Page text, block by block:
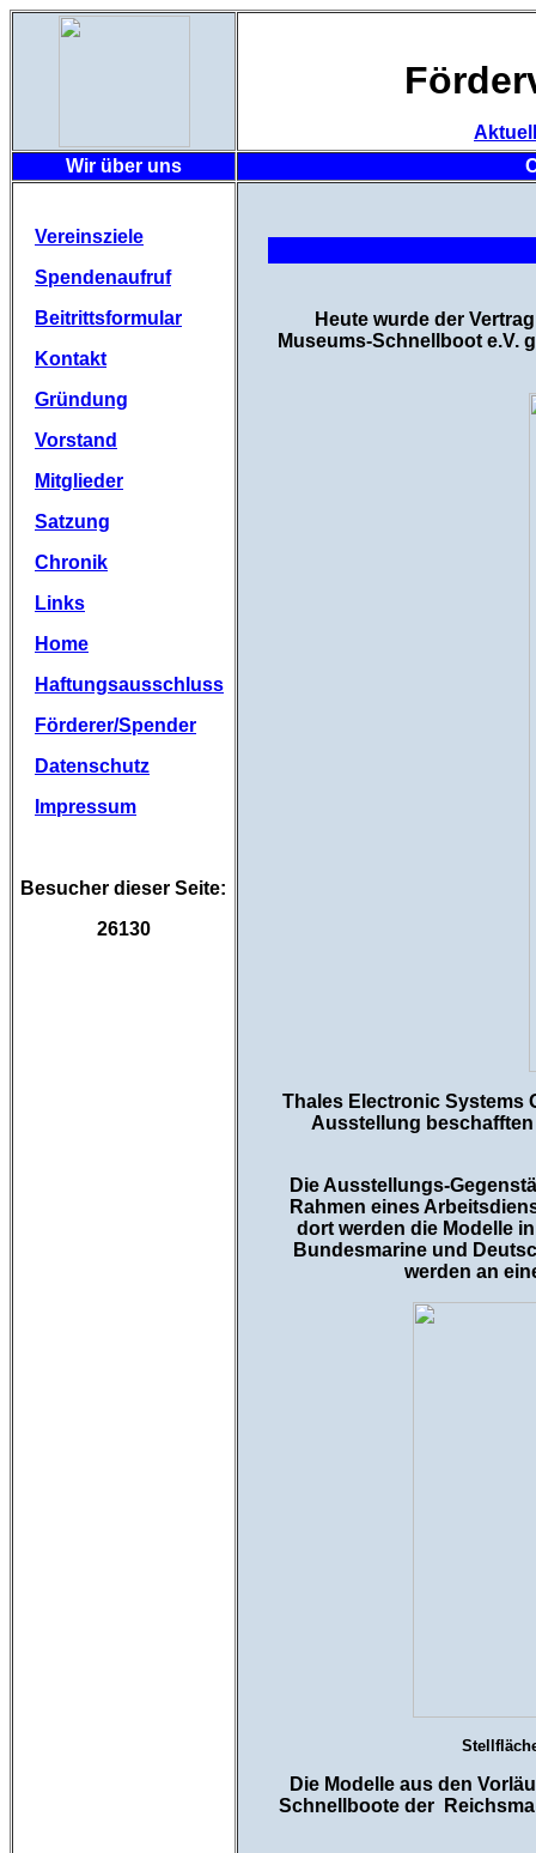
Wir über uns
Vereinsziele
Spendenaufruf
Beitrittsformular
Kontakt
Gründung
Vorstand
Mitglieder
Satzung
Chronik
Links
Home
Haftungsausschluss
Förderer/Spender
Datenschutz
Impressum
Besucher dieser Seite:
26130
Heute wurde der
Museums-Schnellboot e.V.
Thales Electronic Systems
Ausstellung
Die Ausstellungs-
Rahmen eines
dort werden die Modelle
Bundesmarine und
werden an
Die Modelle aus den
Schnellboote der